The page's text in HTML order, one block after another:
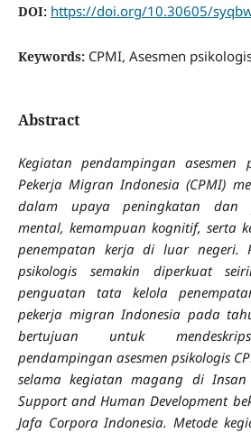
DOI: https://doi.org/10.30605/
Keywords: CPMI, Asesmen
Abstract
Kegiatan pendampingan asesmen
Pekerja Migran Indonesia (CPMI)
dalam upaya peningkatan dan
mental, kemampuan kognitif, serta
penempatan kerja di luar negeri.
psikologis semakin diperkuat
penguatan tata kelola
pekerja migran Indonesia pada
bertujuan untuk
pendampingan asesmen psikologis
selama kegiatan magang di Insan
Support and Human Development
Jafa Corpora Indonesia. Metode